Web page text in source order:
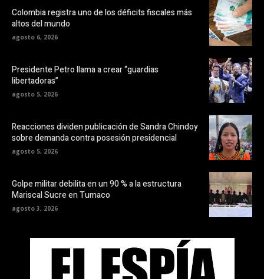
Colombia registra uno de los déficits fiscales más
altos del mundo
agosto 6, 2026
Presidente Petro llama a crear “guardias
libertadoras”
agosto 5, 2026
Reacciones dividen publicación de Sandra Chindoy
sobre demanda contra posesión presidencial
agosto 5, 2026
Golpe militar debilita en un 90 % a la estructura
Mariscal Sucre en Tumaco
agosto 3, 2026